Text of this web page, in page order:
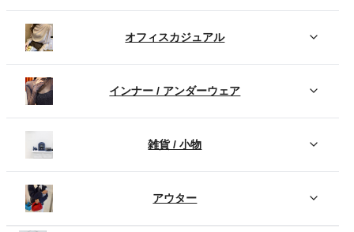
オフィスカジュアル
インナー / アンダーウェア
雑貨 / 小物
アウター